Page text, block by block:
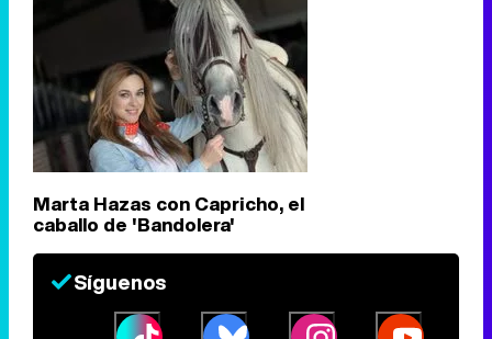
Marta Hazas con Capricho, el
caballo de 'Bandolera'
Síguenos